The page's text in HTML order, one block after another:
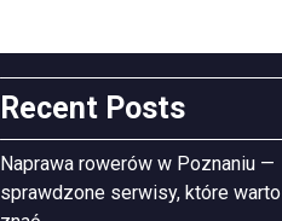
Recent Posts
Naprawa rowerów w Poznaniu —
sprawdzone serwisy, które warto